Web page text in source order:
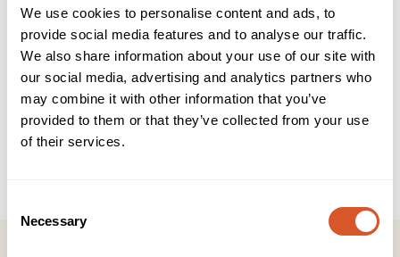
We use cookies to personalise content and ads, to
provide social media features and to analyse our traffic.
We also share information about your use of our site with
our social media, advertising and analytics partners who
may combine it with other information that you’ve
provided to them or that they’ve collected from your use
of their services.
Selection
Necessary
ansiktskonturene, gir en fastere hud, glatter ut linjer og
rynker og gir en ny og frisk glød.
Brukes som en kur i 28 dager.
• Reduserer linjer og rynker
• Reduserer tap av fasthet